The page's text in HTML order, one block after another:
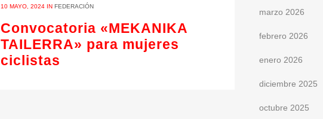
10 MAYO, 2024 IN FEDERACIÓN
Convocatoria «MEKANIKA
TAILERRA» para mujeres
ciclistas
marzo 2026
febrero 2026
enero 2026
diciembre 2025
octubre 2025